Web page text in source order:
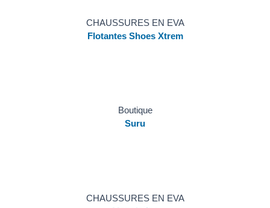
CHAUSSURES EN EVA
Flotantes Shoes Xtrem
Boutique
Suru
CHAUSSURES EN EVA